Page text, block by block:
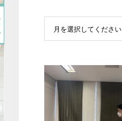
月を選択してください